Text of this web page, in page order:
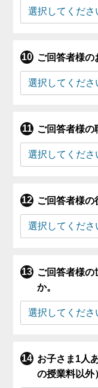
ご回答者様の
ご回答者様の
ご回答者様の
ご回答者様の
か。
お子さま1人
の授業料以外